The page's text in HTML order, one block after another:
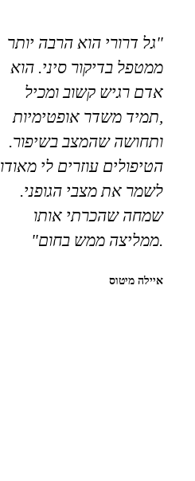
"גל דרורי הוא הרבה יותר
ממטפל בדיקור סיני. הוא
אדם רגיש קשוב ומכיל
,תמיד משדר אופטימיות
ותחושה שהמצב בשיפור.
הטיפולים עוזרים לי מאודו
לשמר את מצבי הגופני.
שמחה שהכרתי אותו
.ממליצה ממש בחום"
איילה מיטוס